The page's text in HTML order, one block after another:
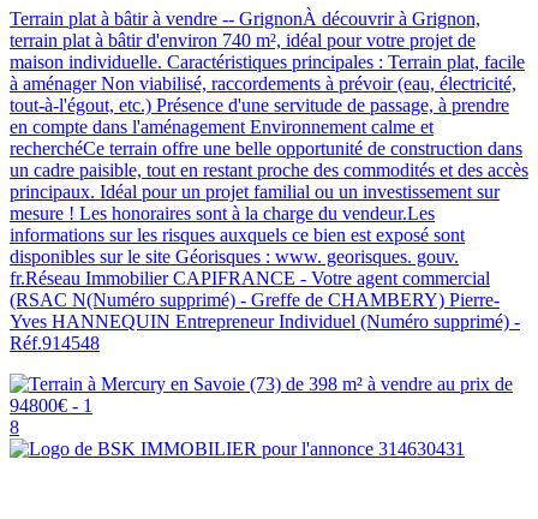
Terrain plat à bâtir à vendre -- GrignonÀ découvrir à Grignon,
terrain plat à bâtir d'environ 740 m², idéal pour votre projet de
maison individuelle. Caractéristiques principales : Terrain plat, facile
à aménager Non viabilisé, raccordements à prévoir (eau, électricité,
tout-à-l'égout, etc.) Présence d'une servitude de passage, à prendre
en compte dans l'aménagement Environnement calme et
recherchéCe terrain offre une belle opportunité de construction dans
un cadre paisible, tout en restant proche des commodités et des accès
principaux. Idéal pour un projet familial ou un investissement sur
mesure ! Les honoraires sont à la charge du vendeur.Les
informations sur les risques auxquels ce bien est exposé sont
disponibles sur le site Géorisques : www. georisques. gouv.
fr.Réseau Immobilier CAPIFRANCE - Votre agent commercial
(RSAC N(Numéro supprimé) - Greffe de CHAMBERY) Pierre-
Yves HANNEQUIN Entrepreneur Individuel (Numéro supprimé) -
Réf.914548
8